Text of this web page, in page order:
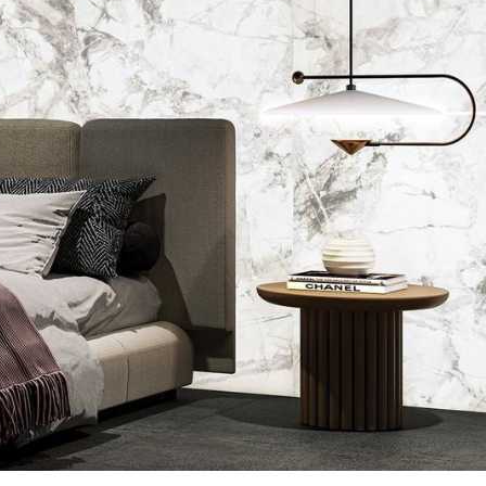
RAK
a induzione
per cucine
DI PIÙ
House of Brands
Where the language of
fashion meets the artistry
of living spaces.
SCOPRI DI PIÙ
Collezioni
RAK-BATU
RAK-CLEON
RAK-CLOUD
di lavoro